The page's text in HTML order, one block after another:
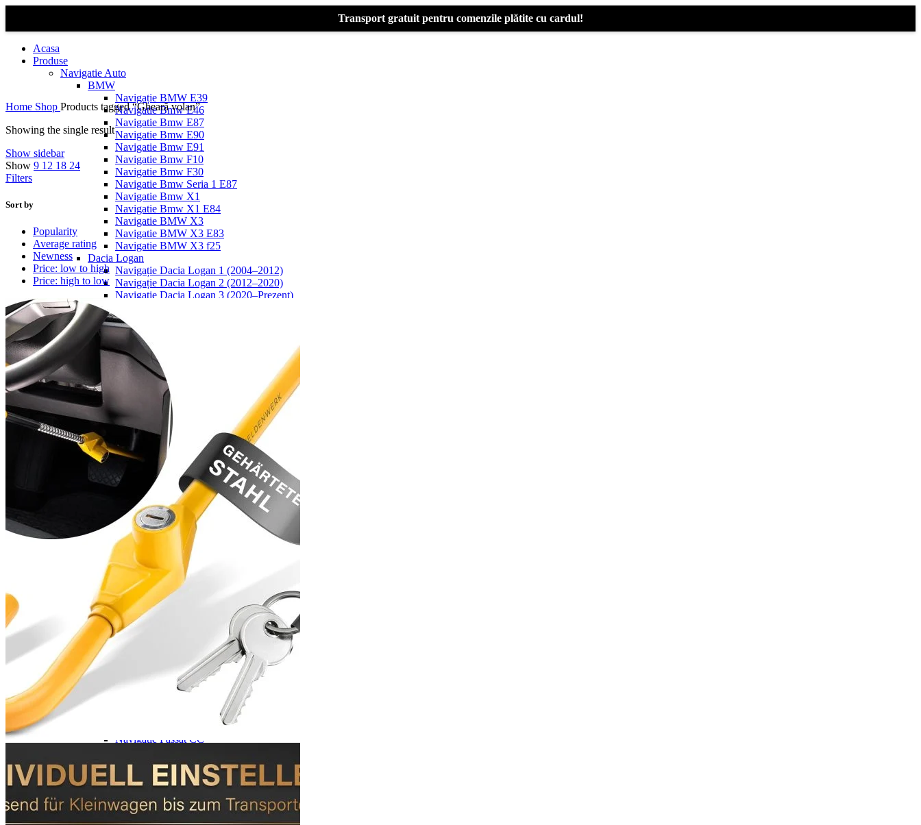
Transport gratuit pentru comenzile plătite cu cardul!
Acasa
Produse
Navigatie Auto
BMW
Navigație BMW E39
Navigatie Bmw E46
Navigatie Bmw E87
Navigatie Bmw E90
Navigatie Bmw E91
Navigatie Bmw F10
Navigatie Bmw F30
Navigatie Bmw Seria 1 E87
Navigatie Bmw X1
Navigatie Bmw X1 E84
Navigatie BMW X3
Navigatie BMW X3 E83
Navigatie BMW X3 f25
Dacia Logan
Navigație Dacia Logan 1 (2004–2012)
Navigație Dacia Logan 2 (2012–2020)
Navigație Dacia Logan 3 (2020–Prezent)
Dacia Duster
Navigatie Duster 2011
Navigatie Duster 2019
Audi
Navigatie Audi A3 8p
Navigatie Audi A4
Navigatie Audi A4 B6
Navigatie Audi A4 B7
Navigatie Audi A4 B8
Navigatie Audi A5
Navigatie Audi A6 C5
Navigatie Audi A6 C6
Navigatie Audi A6 C7
Navigatie Audi Q5
Ford
Navigație Ford Fiesta
Navigație Ford Focus 1
Navigație Ford Focus 2
Navigație Ford Focus MK3
Navigație Ford Mondeo MK3
Navigație Ford Mondeo MK4
Navigație Ford Transit
Mercedes
Navigație Mercedes C Class W203
Navigație Mercedes C Class W204
Navigație Mercedes W203
Navigație Mercedes W204
Navigație Mercedes W211
Navigație Mercedes Sprinter
Passat
Navigație Passat B5
Navigație Passat B5 5
Navigație Passat CC
Navigație Skoda Fabia 1
Navigație Skoda Fabia 2
Navigație Skoda Octavia 1
Navigație Skoda Octavia 2
Navigație Skoda Octavia 3
Home Shop Products tagged “Gheară volan”
Showing the single result
Show sidebar
Show 9 12 18 24
Filters
Sort by
Popularity
Average rating
Newness
Price: low to high
Price: high to low